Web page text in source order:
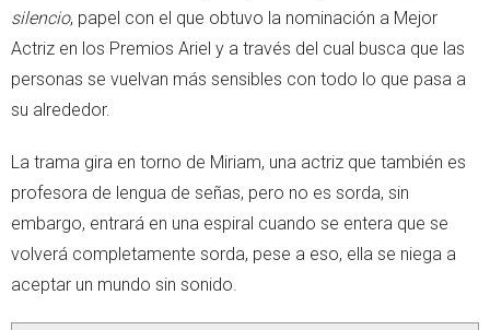
silencio, papel con el que obtuvo la nominación a Mejor
Actriz en los Premios Ariel y a través del cual busca que las
personas se vuelvan más sensibles con todo lo que pasa a
su alrededor.
La trama gira en torno de Miriam, una actriz que también es
profesora de lengua de señas, pero no es sorda, sin
embargo, entrará en una espiral cuando se entera que se
volverá completamente sorda, pese a eso, ella se niega a
aceptar un mundo sin sonido.